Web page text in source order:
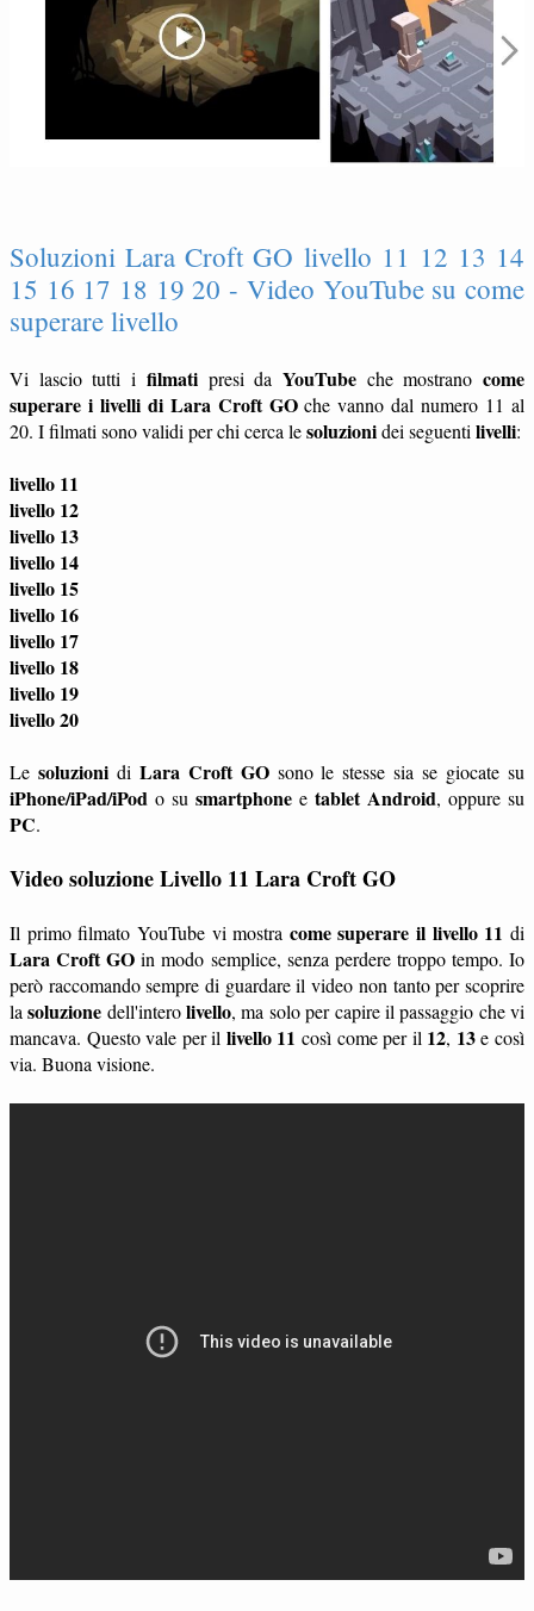
Soluzioni Lara Croft GO livello 11 12 13 14
15 16 17 18 19 20 - Video YouTube su come
superare livello
Vi lascio tutti i filmatipresi da YouTubeche mostranocome
superare i livelli di Lara Croft GOche vanno dal numero 11 al
20. I filmati sono validi per chi cerca lesoluzionidei seguentilivelli:
livello 11
livello 12
livello 13
livello 14
livello 15
livello 16
livello 17
livello 18
livello 19
livello 20
Le soluzionidi Lara Croft GOsono le stesse sia se giocate su
iPhone/iPad/iPod o su smartphone e tablet Android, oppure su
PC.
Video soluzione Livello 11 Lara Croft GO
Il primo filmato YouTube vi mostra come superare il livello 11 di
Lara Croft GO in modo semplice, senza perdere troppo tempo. Io
però raccomando sempre di guardare il video non tanto per scoprire
lasoluzione dell'interolivello, ma solo per capire il passaggio che vi
mancava. Questo vale per il livello 11 così come per il 12, 13e così
via. Buona visione.